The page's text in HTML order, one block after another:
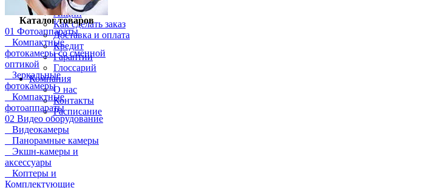
Покупателям
Акции
Как сделать заказ
Доставка и оплата
Кредит
Гарантии
Глоссарий
Компания
О нас
Контакты
Расписание
Каталог товаров
01 Фотоаппараты
Компактные
фотокамеры со сменной
оптикой
Зеркальные
фотокамеры
Компактные
фотоаппараты
02 Видео оборудование
Видеокамеры
Панорамные камеры
Экшн-камеры и
аксессуары
Коптеры и
Комплектующие